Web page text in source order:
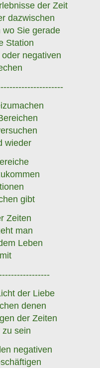
der Zeit
dazwischen
wo Sie gerade
Station
negativen
wieder
gibt
Zeiten
man
Leben
der Liebe
denen
der Zeiten
zu sein
negativen